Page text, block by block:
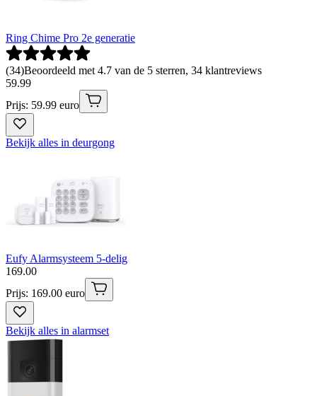
Ring Chime Pro 2e generatie
(34)Beoordeeld met 4.7 van de 5 sterren, 34 klantreviews
59.99
Prijs: 59.99 euro
Bekijk alles in deurgong
Eufy Alarmsysteem 5-delig
169.00
Prijs: 169.00 euro
Bekijk alles in alarmset